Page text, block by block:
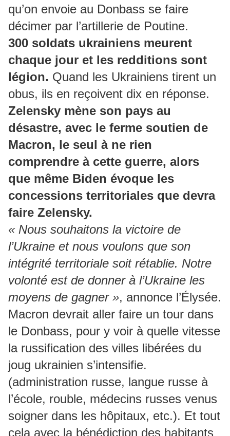
qu’on envoie au Donbass se faire
décimer par l’artillerie de Poutine.
300 soldats ukrainiens meurent
chaque jour et les redditions sont
légion. Quand les Ukrainiens tirent un
obus, ils en reçoivent dix en réponse.
Zelensky mène son pays au
désastre, avec le ferme soutien de
Macron, le seul à ne rien
comprendre à cette guerre, alors
que même Biden évoque les
concessions territoriales que devra
faire Zelensky.
« Nous souhaitons la victoire de
l’Ukraine et nous voulons que son
intégrité territoriale soit rétablie. Notre
volonté est de donner à l’Ukraine les
moyens de gagner », annonce l’Élysée.
Macron devrait aller faire un tour dans
le Donbass, pour y voir à quelle vitesse
la russification des villes libérées du
joug ukrainien s’intensifie.
(administration russe, langue russe à
l’école, rouble, médecins russes venus
soigner dans les hôpitaux, etc.). Et tout
cela avec la bénédiction des habitants